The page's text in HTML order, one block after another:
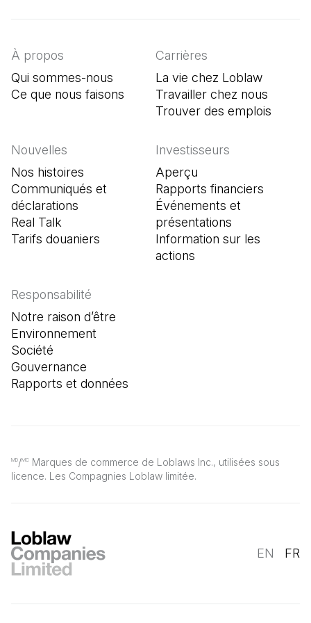
MD/MC Marques de commerce de Loblaws Inc., utilisées sous
licence. Les Compagnies Loblaw limitée.
À propos
Qui sommes-nous
Ce que nous faisons
Carrières
La vie chez Loblaw
Travailler chez nous
Trouver des emplois
Nouvelles
Nos histoires
Communiqués et
déclarations
Real Talk
Tarifs douaniers
Investisseurs
Aperçu
Rapports financiers
Événements et
présentations
Information sur les
actions
Responsabilité
Notre raison d’être
Environnement
Société
Gouvernance
Rapports et données
EN FR